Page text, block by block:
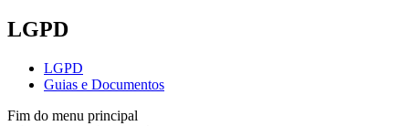
LGPD
LGPD
Guias e Documentos
Fim do menu principal